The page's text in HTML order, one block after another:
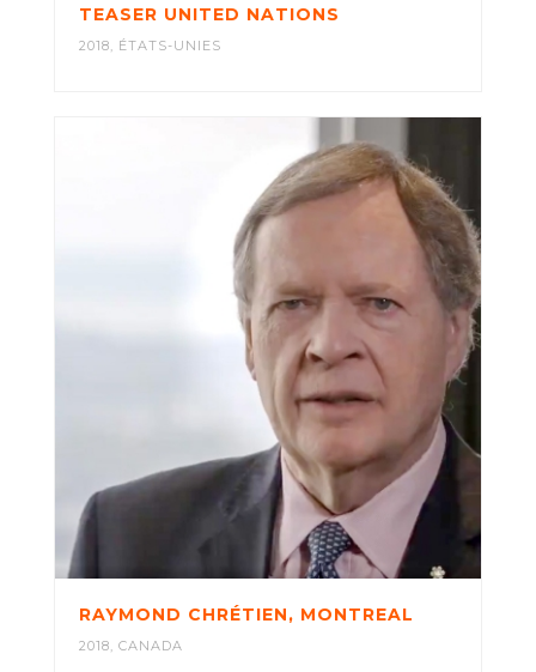
TEASER UNITED NATIONS
2018 ÉTATS-UNIES
RAYMOND CHRÉTIEN, MONTREAL
2018, CANADA